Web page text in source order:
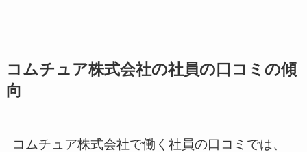
コムチュア株式会社の社員の口コミの傾
向
コムチュア株式会社で働く社員の口コミでは、